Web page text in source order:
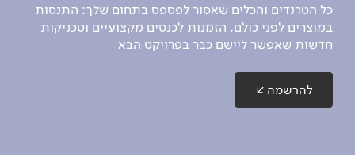
כל הטרנדים והכלים שאסור לפספס בתחום שלך: התנסות
במוצרים לפני כולם, הזמנות לכנסים מקצועיים וטכניקות
חדשות שאפשר ליישם כבר בפרויקט הבא
להרשמה